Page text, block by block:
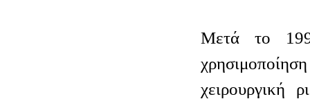
Μετά το
χειρουργική